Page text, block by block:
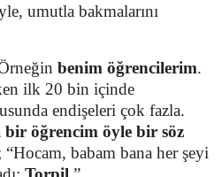
umutla bakmalarını
benim öğrencilerim.
ilk 20 bin içinde
endişeleri çok fazla.
bir öğrencim öyle bir söz
“Hocam, babam bana her şeyi